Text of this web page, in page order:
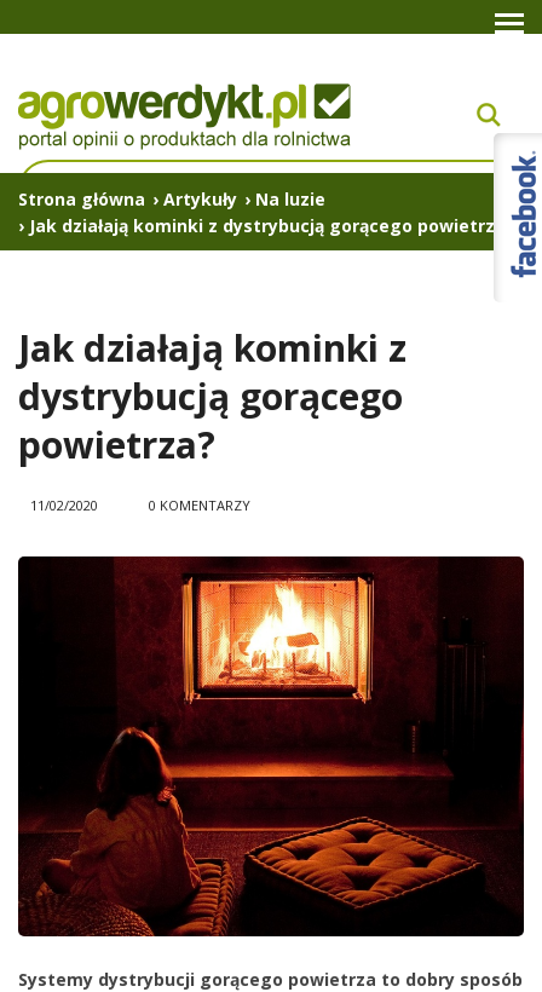
Strona główna › Artykuły › Na luzie
› Jak działają kominki z dystrybucją gorącego powietrza?
Jak działają kominki z
dystrybucją gorącego
powietrza?
11/02/2020 0 KOMENTARZY
Systemy dystrybucji gorącego powietrza to dobry sposób